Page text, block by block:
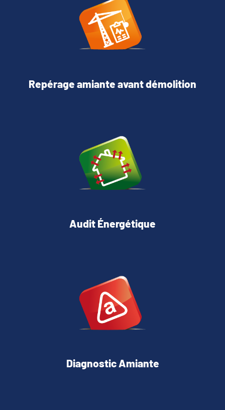
Repérage amiante avant démolition
Audit Énergétique
Diagnostic Amiante